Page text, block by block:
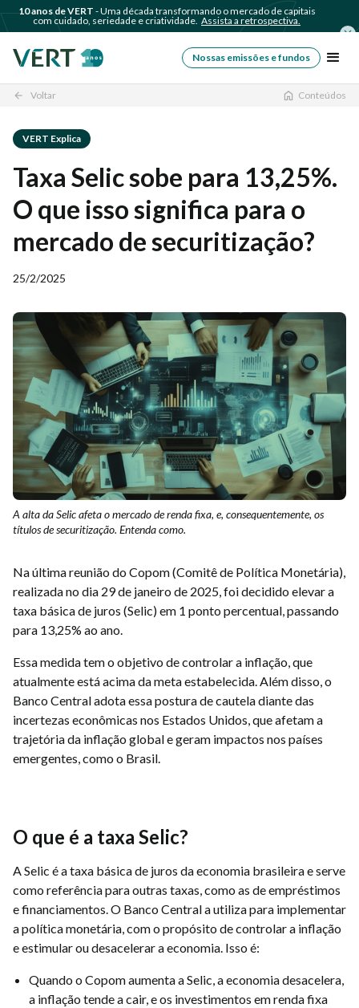
10 anos de VERT - Uma década transformando o mercado de capitais
com cuidado, seriedade e criatividade. Assista a retrospectiva.
Nossas emissões e fundos
arrow_back Voltar Conteúdos
VERT Explica
Taxa Selic sobe para 13,25%.
O que isso significa para o
mercado de securitização?
25/2/2025
A alta da Selic afeta o mercado de renda fixa, e, consequentemente, os
títulos de securitização. Entenda como.
Na última reunião do Copom (Comitê de Política Monetária),
realizada no dia 29 de janeiro de 2025, foi decidido elevar a
taxa básica de juros (Selic) em 1 ponto percentual, passando
para 13,25% ao ano.
Essa medida tem o objetivo de controlar a inflação, que
atualmente está acima da meta estabelecida. Além disso, o
Banco Central adota essa postura de cautela diante das
incertezas econômicas nos Estados Unidos, que afetam a
trajetória da inflação global e geram impactos nos países
emergentes, como o Brasil.
O que é a taxa Selic?
A Selic é a taxa básica de juros da economia brasileira e serve
como referência para outras taxas, como as de empréstimos
e financiamentos. O Banco Central a utiliza para implementar
a política monetária, com o propósito de controlar a inflação
e estimular ou desacelerar a economia. Isso é:
Quando o Copom aumenta a Selic, a economia desacelera,
a inflação tende a cair, e os investimentos em renda fixa